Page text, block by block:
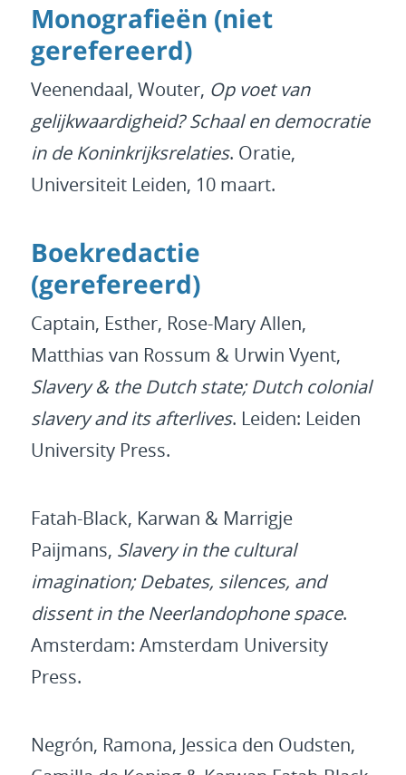
Monografieën (niet
gerefereerd)
Veenendaal, Wouter, Op voet van
gelijkwaardigheid? Schaal en democratie
in de Koninkrijksrelaties. Oratie,
Universiteit Leiden, 10 maart.
Boekredactie
(gerefereerd)
Captain, Esther, Rose-Mary Allen,
Matthias van Rossum & Urwin Vyent,
Slavery & the Dutch state; Dutch colonial
slavery and its afterlives. Leiden: Leiden
University Press.
Fatah-Black, Karwan & Marrigje
Paijmans, Slavery in the cultural
imagination; Debates, silences, and
dissent in the Neerlandophone space.
Amsterdam: Amsterdam University
Press.
Negrón, Ramona, Jessica den Oudsten,